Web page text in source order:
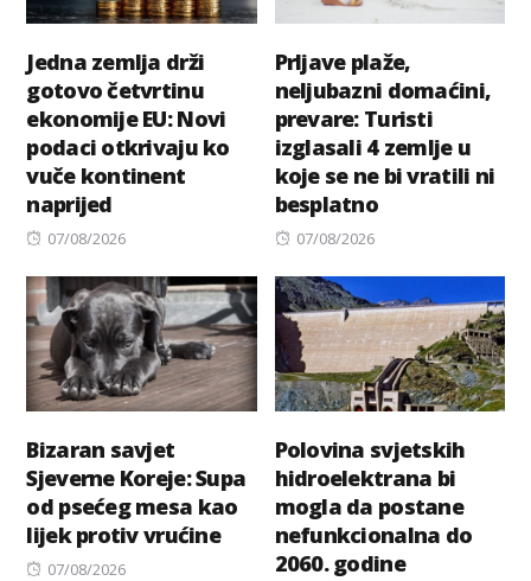
Jedna zemlja drži
gotovo četvrtinu
ekonomije EU: Novi
podaci otkrivaju ko
vuče kontinent
naprijed
Posted
07/08/2026
Prljave plaže,
neljubazni domaćini,
prevare: Turisti
izglasali 4 zemlje u
koje se ne bi vratili ni
besplatno
Posted
07/08/2026
Bizaran savjet
Sjeverne Koreje: Supa
od psećeg mesa kao
lijek protiv vrućine
Posted
07/08/2026
Polovina svjetskih
hidroelektrana bi
mogla da postane
nefunkcionalna do
2060. godine